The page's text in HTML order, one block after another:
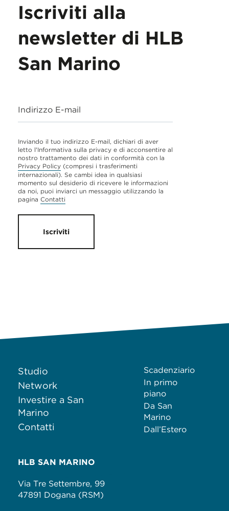
Iscriviti alla
newsletter di HLB
San Marino
Indirizzo E-mail
Inviando il tuo indirizzo E-mail, dichiari di aver
letto l'Informativa sulla privacy e di acconsentire al
nostro trattamento dei dati in conformità con la
Privacy Policy (compresi i trasferimenti
internazionali). Se cambi idea in qualsiasi
momento sul desiderio di ricevere le informazioni
da noi, puoi inviarci un messaggio utilizzando la
pagina Contatti
Iscriviti
Studio
Network
Investire a San
Marino
Contatti
Scadenziario
In primo
piano
Da San
Marino
Dall’Estero
HLB SAN MARINO
Via Tre Settembre, 99
47891 Dogana (RSM)